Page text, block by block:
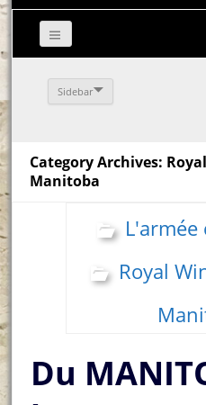
Sidebar
Category Archives:
Manitoba
L'armée
Royal
Du